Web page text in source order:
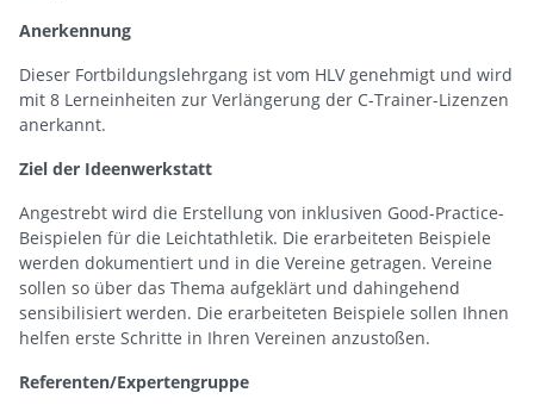
Anerkennung
Dieser Fortbildungslehrgang ist vom HLV genehmigt und wird
mit 8 Lerneinheiten zur Verlängerung der C-Trainer-Lizenzen
anerkannt.
Ziel der Ideenwerkstatt
Angestrebt wird die Erstellung von inklusiven Good-Practice-
Beispielen für die Leichtathletik. Die erarbeiteten Beispiele
werden dokumentiert und in die Vereine getragen. Vereine
sollen so über das Thema aufgeklärt und dahingehend
sensibilisiert werden. Die erarbeiteten Beispiele sollen Ihnen
helfen erste Schritte in Ihren Vereinen anzustoßen.
Referenten/Expertengruppe